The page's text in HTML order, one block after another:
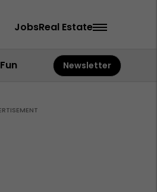
JobsReal Estate
Fun Newsletter